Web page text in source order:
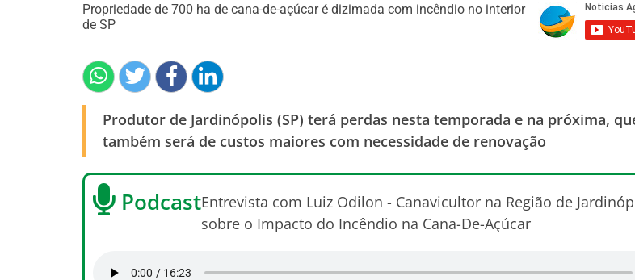
Propriedade de 700 ha de cana-de-açúcar é dizimada com incêndio no interior
de SP
Produtor de Jardinópolis (SP) terá perdas nesta temporada e na próxima,
também será de custos maiores com necessidade de renovação
PodcastEntrevista com Luiz Odilon - Canavicultor na Região de
sobre o Impacto do Incêndio na Cana-De-Açúcar